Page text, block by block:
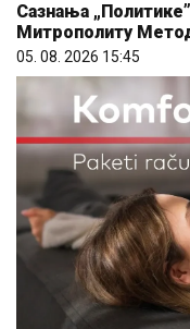
Сазнања
Митрополиту
05. 08. 2026 15:45